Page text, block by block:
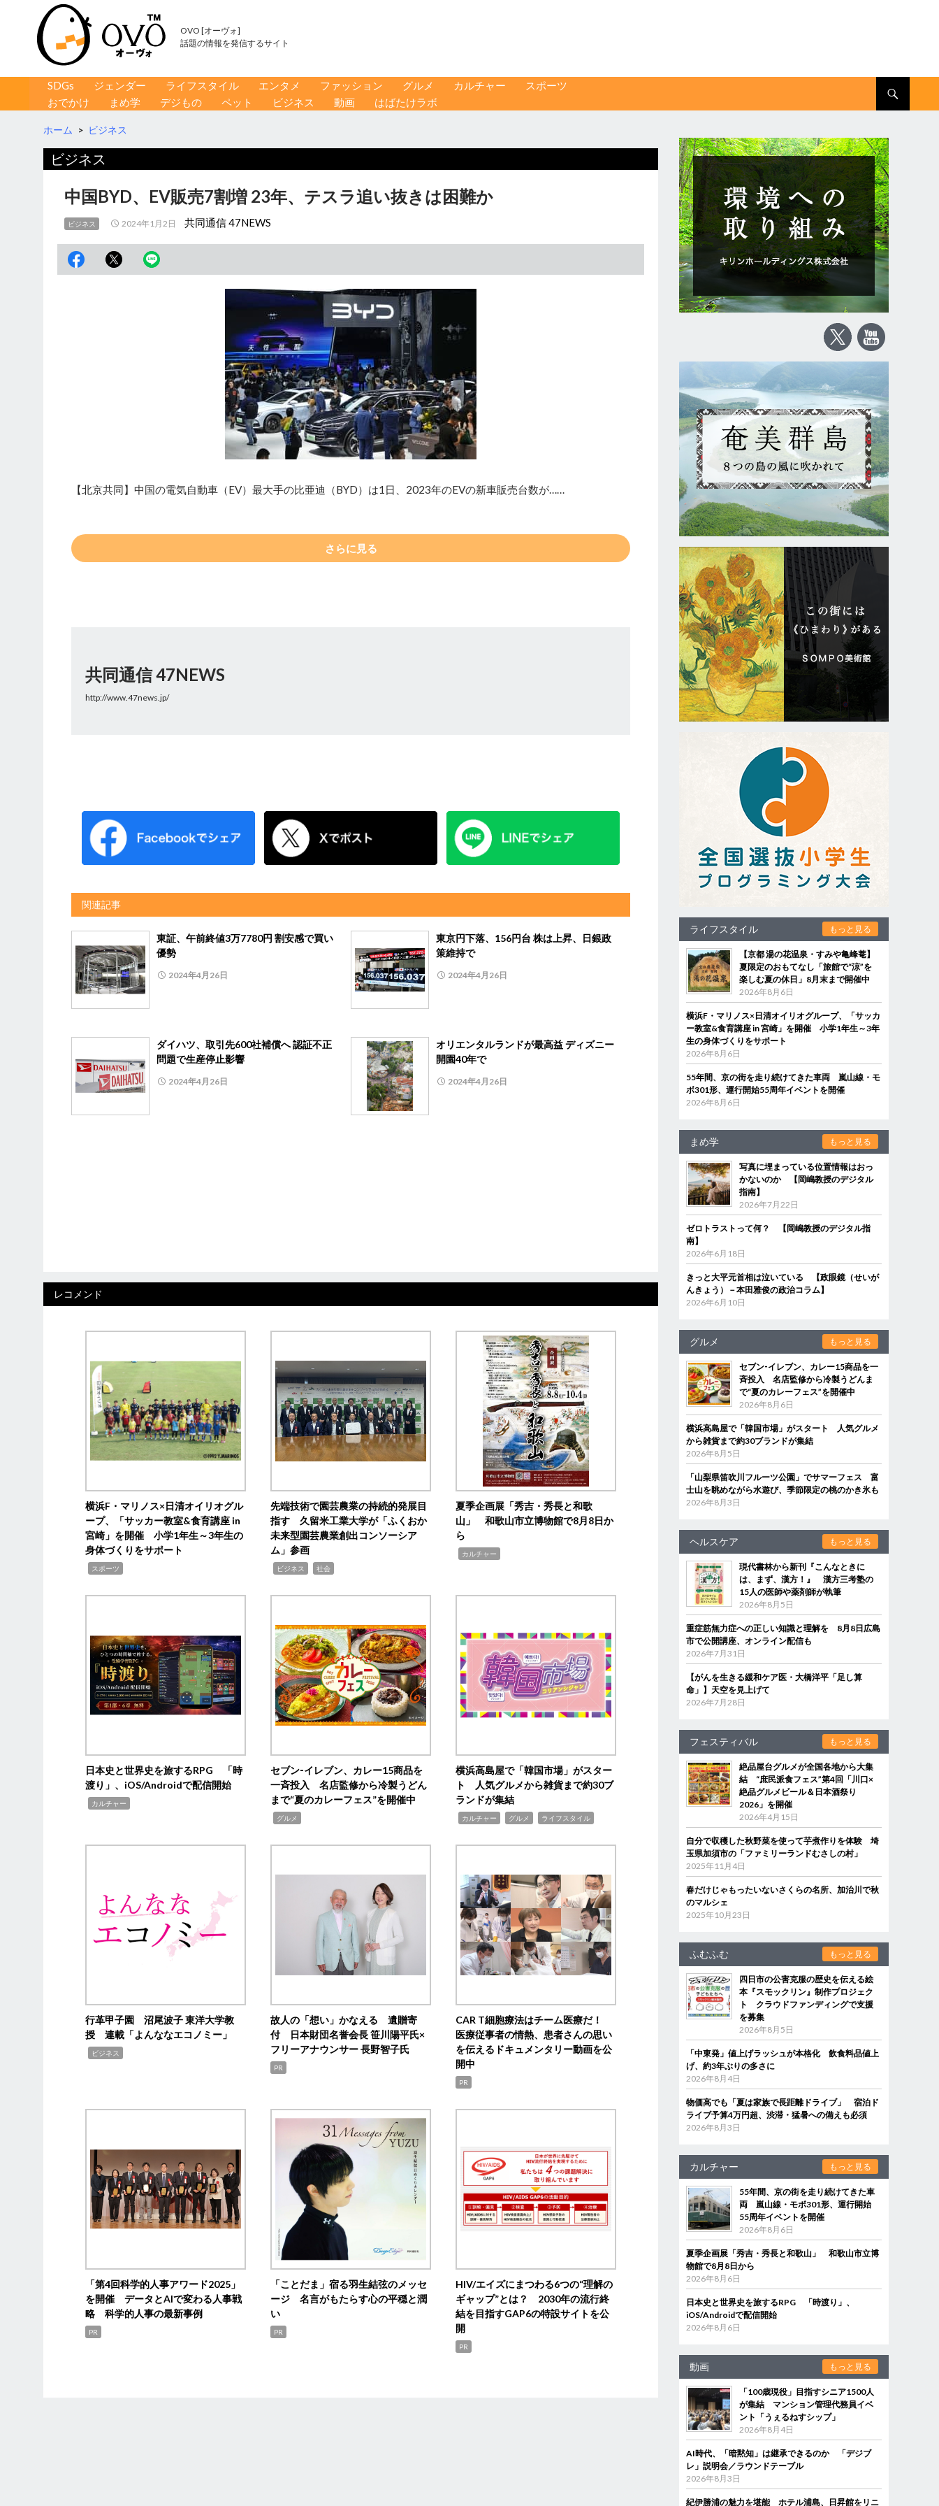
OVO [オーヴォ]
話題の情報を発信するサイト
コンテンツへ移動
SDGs ジェンダー ライフスタイル エンタメ ファッション グルメ カルチャー
スポーツ
おでかけ
まめ学 デジもの ペット ビジネス 動画 はばたけラボ
ホーム > ビジネス
ビジネス
中国BYD、EV販売7割増 23年、テスラ追い抜きは困難か
ビジネス 2024年1月2日 共同通信 47NEWS
【北京共同】中国の電気自動車（EV）最大手の比亜迪（BYD）は1日、2023年のEVの新車販売台数が……
さらに見る
共同通信 47NEWS
http://www.47news.jp/
関連記事
東証、午前終値3万7780円 割安感で買い
優勢
2024年4月26日
東京円下落、156円台 株は上昇、日銀政
策維持で
2024年4月26日
ダイハツ、取引先600社補償へ 認証不正
問題で生産停止影響
2024年4月26日
オリエンタルランドが最高益 ディズニー
開園40年で
2024年4月26日
レコメンド
横浜F・マリノス×日清オイリオグル
ープ、「サッカー教室&食育講座 in
宮崎」を開催 小学1年生～3年生の
身体づくりをサポート
スポーツ
先端技術で園芸農業の持続的発展目
指す 久留米工業大学が「ふくおか
未来型園芸農業創出コンソーシア
ム」参画
ビジネス 社会
夏季企画展「秀吉・秀長と和歌
山」 和歌山市立博物館で8月8日か
ら
カルチャー
日本史と世界史を旅するRPG 「時
渡り」、iOS/Androidで配信開始
カルチャー
セブン‐イレブン、カレー15商品を
一斉投入 名店監修から冷製うどん
まで“夏のカレーフェス”を開催中
グルメ
横浜高島屋で「韓国市場」がスター
ト 人気グルメから雑貨まで約30ブ
ランドが集結
カルチャー グルメ ライフスタイル
行革甲子園 沼尾波子 東洋大学教
授 連載「よんななエコノミー」
ビジネス
故人の「想い」かなえる 遺贈寄
付 日本財団名誉会長 笹川陽平氏×
フリーアナウンサー 長野智子氏
PR
CAR T細胞療法はチーム医療だ！
医療従事者の情熱、患者さんの思い
を伝えるドキュメンタリー動画を公
開中
PR
「第4回科学的人事アワード2025」
を開催 データとAIで変わる人事戦
略 科学的人事の最新事例
PR
「ことだま」宿る羽生結弦のメッセ
ージ 名言がもたらす心の平穏と潤
い
PR
HIV/エイズにまつわる6つの“理解の
ギャップ”とは？ 2030年の流行終
結を目指すGAP6の特設サイトを公
開
PR
ライフスタイル もっと見る
【京都 湯の花温泉・すみや亀峰菴】
夏限定のおもてなし「旅館で“涼”を
楽しむ夏の休日」8月末まで開催中
2026年8月6日
横浜F・マリノス×日清オイリオグループ、「サッカ
ー教室&食育講座 in 宮崎」を開催 小学1年生～3年
生の身体づくりをサポート
2026年8月6日
55年間、京の街を走り続けてきた車両 嵐山線・モ
ボ301形、運行開始55周年イベントを開催
2026年8月6日
まめ学 もっと見る
写真に埋まっている位置情報はおっ
かないのか 【岡嶋教授のデジタル
指南】
2026年7月22日
ゼロトラストって何？ 【岡嶋教授のデジタル指
南】
2026年6月18日
きっと大平元首相は泣いている 【政眼鏡（せいが
んきょう）－本田雅俊の政治コラム】
2026年6月10日
グルメ もっと見る
セブン‐イレブン、カレー15商品を一
斉投入 名店監修から冷製うどんま
で“夏のカレーフェス”を開催中
2026年8月6日
横浜高島屋で「韓国市場」がスタート 人気グルメ
から雑貨まで約30ブランドが集結
2026年8月5日
「山梨県笛吹川フルーツ公園」でサマーフェス 富
士山を眺めながら水遊び、季節限定の桃のかき氷も
2026年8月3日
ヘルスケア もっと見る
現代書林から新刊『こんなときに
は、まず、漢方！』 漢方三考塾の
15人の医師や薬剤師が執筆
2026年8月5日
重症筋無力症への正しい知識と理解を 8月8日広島
市で公開講座、オンライン配信も
2026年7月31日
【がんを生きる緩和ケア医・大橋洋平「足し算
命」】天空を見上げて
2026年7月28日
フェスティバル もっと見る
絶品屋台グルメが全国各地から大集
結 “庶民派食フェス”第4回「川口×
絶品グルメビール＆日本酒祭り
2026」を開催
2026年4月15日
自分で収穫した秋野菜を使って芋煮作りを体験 埼
玉県加須市の「ファミリーランドむさしの村」
2025年11月4日
春だけじゃもったいないさくらの名所、加治川で秋
のマルシェ
2025年10月23日
ふむふむ もっと見る
四日市の公害克服の歴史を伝える絵
本『スモックリン』制作プロジェク
ト クラウドファンディングで支援
を募集
2026年8月5日
「中東発」値上げラッシュが本格化 飲食料品値上
げ、約3年ぶりの多さに
2026年8月4日
物価高でも「夏は家族で長距離ドライブ」 宿泊ド
ライブ予算4万円超、渋滞・猛暑への備えも必須
2026年8月3日
カルチャー もっと見る
55年間、京の街を走り続けてきた車
両 嵐山線・モボ301形、運行開始
55周年イベントを開催
2026年8月6日
夏季企画展「秀吉・秀長と和歌山」 和歌山市立博
物館で8月8日から
2026年8月6日
日本史と世界史を旅するRPG 「時渡り」、
iOS/Androidで配信開始
2026年8月6日
動画 もっと見る
「100歳現役」目指すシニア1500人
が集結 マンション管理代務員イベ
ント「うぇるねすシップ」
2026年8月4日
AI時代、「暗黙知」は継承できるのか 「デジブ
レ」説明会／ラウンドテーブル
2026年8月3日
紀伊勝浦の魅力を堪能 ホテル浦島、日昇館をリニ